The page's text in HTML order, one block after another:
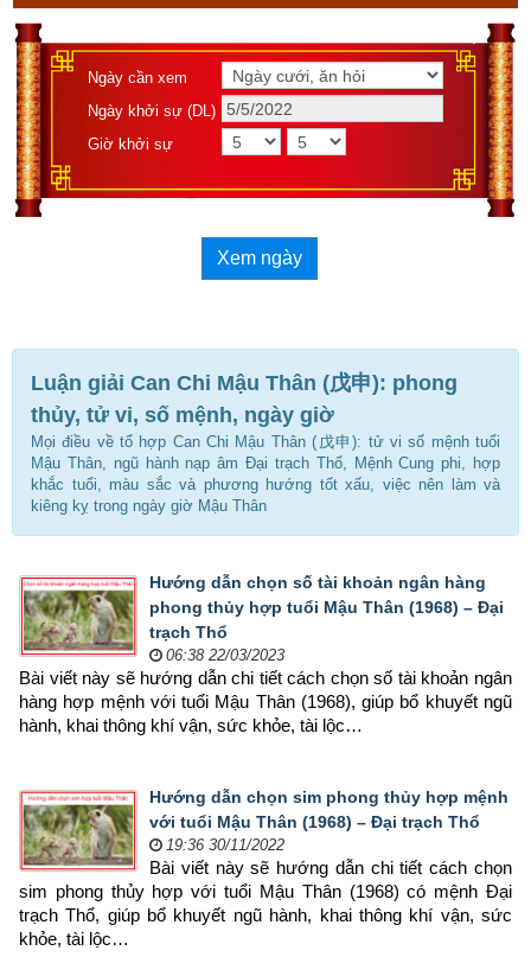
Ngày cần xem
Ngày khởi sự (DL)
Giờ khởi sự
Xem ngày
Luận giải Can Chi Mậu Thân (戊申): phong
thủy, tử vi, số mệnh, ngày giờ
Mọi điều về tổ hợp Can Chi Mậu Thân (戊申): tử vi số mệnh tuổi
Mậu Thân, ngũ hành nạp âm Đại trạch Thổ, Mệnh Cung phi, hợp
khắc tuổi, màu sắc và phương hướng tốt xấu, việc nên làm và
kiêng kỵ trong ngày giờ Mậu Thân
Hướng dẫn chọn số tài khoản ngân hàng
phong thủy hợp tuổi Mậu Thân (1968) – Đại
trạch Thổ
06:38 22/03/2023
Bài viết này sẽ hướng dẫn chi tiết cách chọn số tài khoản ngân
hàng hợp mệnh với tuổi Mậu Thân (1968), giúp bổ khuyết ngũ
hành, khai thông khí vận, sức khỏe, tài lộc…
Hướng dẫn chọn sim phong thủy hợp mệnh
với tuổi Mậu Thân (1968) – Đại trạch Thổ
19:36 30/11/2022
Bài viết này sẽ hướng dẫn chi tiết cách chọn
sim phong thủy hợp với tuổi Mậu Thân (1968) có mệnh Đại
trạch Thổ, giúp bổ khuyết ngũ hành, khai thông khí vận, sức
khỏe, tài lộc…